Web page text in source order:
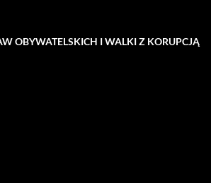
OBYWATELSKICH I WALKI Z KORUPCJĄ